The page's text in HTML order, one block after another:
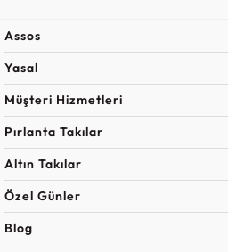
Assos
Yasal
Müşteri Hizmetleri
Pırlanta Takılar
Altın Takılar
Özel Günler
Blog